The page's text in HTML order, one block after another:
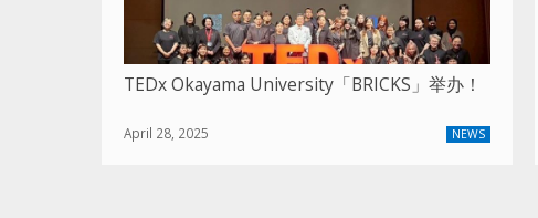
TEDx Okayama University「BRICKS」举办！
NEWS
April 28, 2025